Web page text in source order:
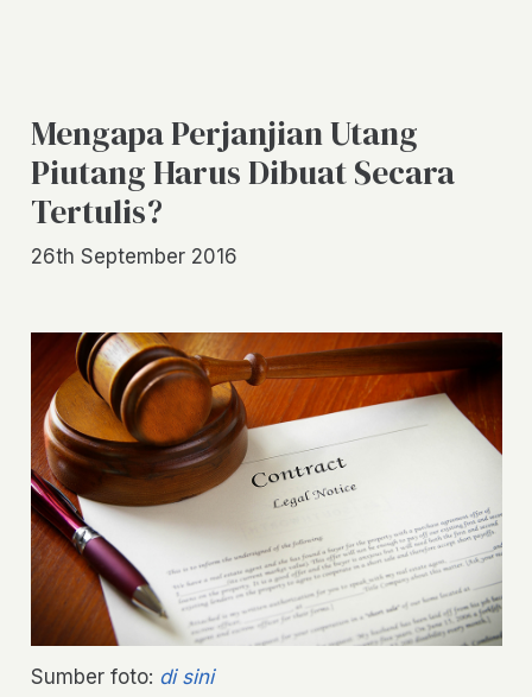
Mengapa Perjanjian Utang
Piutang Harus Dibuat Secara
Tertulis?
26th September 2016
Sumber foto: di sini